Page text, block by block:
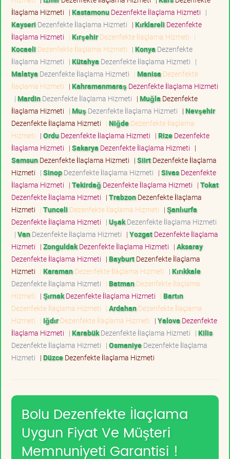
İlaçlama Hizmeti | KastamonuDezenfekte İlaçlama Hizmeti |
Kayseri Dezenfekte İlaçlama Hizmeti | Kırklareli Dezenfekte
İlaçlama Hizmeti | KırşehirDezenfekte İlaçlama Hizmeti |
Kocaeli Dezenfekte İlaçlama Hizmeti | Konya Dezenfekte
İlaçlama Hizmeti | Kütahya Dezenfekte İlaçlama Hizmeti |
Malatya Dezenfekte İlaçlama Hizmeti | Manisa Dezenfekte
İlaçlama Hizmeti | Kahramanmaraş Dezenfekte İlaçlama Hizmeti
| MardinDezenfekte İlaçlama Hizmeti | Muğla Dezenfekte
İlaçlama Hizmeti | Muş Dezenfekte İlaçlama Hizmeti | Nevşehir
Dezenfekte İlaçlama Hizmeti | NiğdeDezenfekte İlaçlama
Hizmeti | OrduDezenfekte İlaçlama Hizmeti | RizeDezenfekte
İlaçlama Hizmeti | Sakarya Dezenfekte İlaçlama Hizmeti |
SamsunDezenfekte İlaçlama Hizmeti | SiirtDezenfekte İlaçlama
Hizmeti | SinopDezenfekte İlaçlama Hizmeti | SivasDezenfekte
İlaçlama Hizmeti | Tekirdağ Dezenfekte İlaçlama Hizmeti | Tokat
Dezenfekte İlaçlama Hizmeti | TrabzonDezenfekte İlaçlama
Hizmeti | Tunceli Dezenfekte İlaçlama Hizmeti | Şanlıurfa
Dezenfekte İlaçlama Hizmeti | UşakDezenfekte İlaçlama Hizmeti
| VanDezenfekte İlaçlama Hizmeti | YozgatDezenfekte İlaçlama
Hizmeti | ZonguldakDezenfekte İlaçlama Hizmeti | Aksaray
Dezenfekte İlaçlama Hizmeti | BayburtDezenfekte İlaçlama
Hizmeti | KaramanDezenfekte İlaçlama Hizmeti | Kırıkkale
Dezenfekte İlaçlama Hizmeti | BatmanDezenfekte İlaçlama
Hizmeti | ŞırnakDezenfekte İlaçlama Hizmeti | Bartın
Dezenfekte İlaçlama Hizmeti | ArdahanDezenfekte İlaçlama
Hizmeti | IğdırDezenfekte İlaçlama Hizmeti | Yalova Dezenfekte
İlaçlama Hizmeti | KarabükDezenfekte İlaçlama Hizmeti | Kilis
Dezenfekte İlaçlama Hizmeti | OsmaniyeDezenfekte İlaçlama
Hizmeti | DüzceDezenfekte İlaçlama Hizmeti
Bolu Dezenfekte İlaçlama
Uygun Fiyat Ve Müşteri
Memnuniyeti Garantisi !